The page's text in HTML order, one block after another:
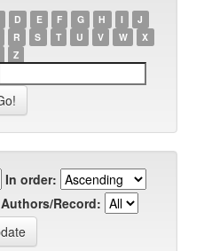
D E F G H I
J
R S T U V W
X
Z
In order:
Authors/Record: